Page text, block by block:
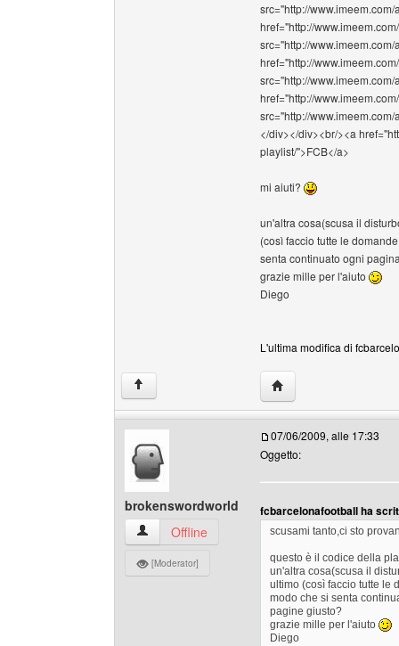
src="http://
href="http://
src="http://
href="http://
src="http://
href="http://
src="http://
</div></div><br/><a
playlist/">FCB</a>
mi aiuti?
un'altra cosa(scusa il
(così faccio tutte le
senta continuato ogni
grazie mille per l'aiuto
Diego
L'ultima modifica di
↑ HomePage:
brokenswordworld
brokenswordworld Profilo
Offline
[Moderator]
07/06/2009, alle 17:33
Oggetto:
fcbarcelonafootball ha
scusami tanto,ci sto
questo è il codice della
un'altra cosa(scusa il
ultimo (così faccio tutte le
modo che si senta
pagine giusto?
grazie mille per l'aiuto
Diego